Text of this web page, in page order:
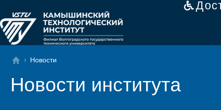
Новости
Новости института